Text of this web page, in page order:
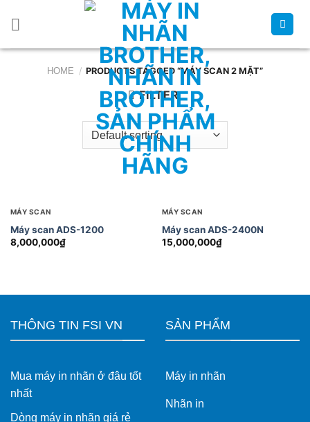
HOME / PRODUCTS TAGGED “MÁY SCAN 2 MẶT”
FILTER
MÁY SCAN
Máy scan ADS-1200
8,000,000₫
MÁY SCAN
Máy scan ADS-2400N
15,000,000₫
THÔNG TIN FSI VN
Mua máy in nhãn ở đâu tốt
nhất
Dòng máy in nhãn giá rẻ
SẢN PHẨM
Máy in nhãn
Nhãn in